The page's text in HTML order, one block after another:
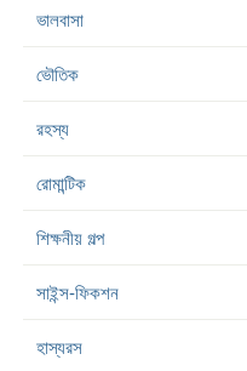
ভালবাসা
ভৌতিক
রহস্য
রোমান্টিক
শিক্ষনীয় গল্প
সাইন্স-ফিকশন
হাস্যরস